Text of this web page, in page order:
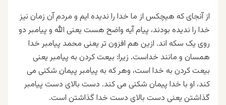
از آنجای که هیچکس از ما خدا را ندیده ایم و مردم آن زمان نیز
خدا را ندیده بودند، پیام آیه واضح هست یعنی الله و پیامبر دو
روی یک سکه اند. ازین هم افزون تر یعنی محمد پیامبر خدا
همسان و مانند خداست. زیرا: بیعت کردن به پیامبر یعنی
بیعت کردن به خدا است، وهر که به پیامبر پیمان شکنی می
کند، او با خدا پیمان شکنی می کند. دست بالای دست پیامبر
گذاشتن یعنی دست بالای دست خدا گذاشتن است.